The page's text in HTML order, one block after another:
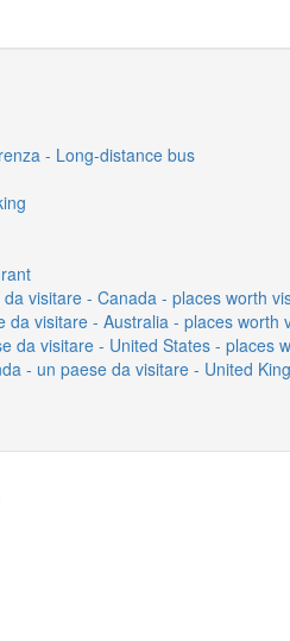
- Long-distance bus
visitare - Canada - places worth
da visitare - Australia - places worth
da visitare - United States - places
- un paese da visitare - United